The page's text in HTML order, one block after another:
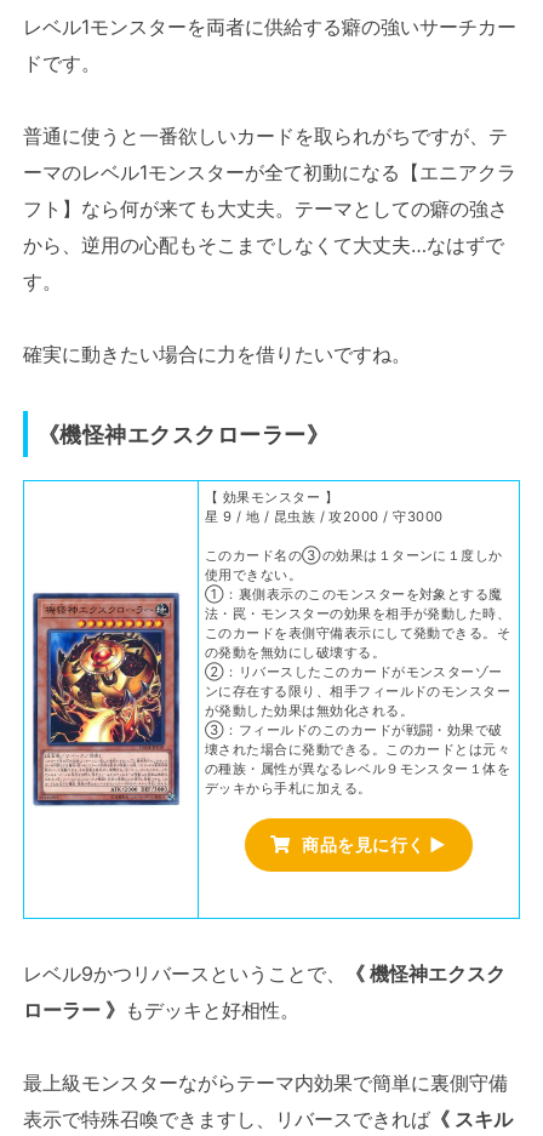
レベル1モンスターを両者に供給する癖の強いサーチカー
ドです。
普通に使うと一番欲しいカードを取られがちですが、テ
ーマのレベル1モンスターが全て初動になる【エニアクラ
フト】なら何が来ても大丈夫。テーマとしての癖の強さ
から、逆用の心配もそこまでしなくて大丈夫…なはずで
す。
確実に動きたい場合に力を借りたいですね。
《機怪神エクスクローラー》
【 効果モンスター 】
星 9 / 地 / 昆虫族 / 攻2000 / 守3000
このカード名の③の効果は１ターンに１度しか
使用できない。
①：裏側表示のこのモンスターを対象とする魔
法・罠・モンスターの効果を相手が発動した時、
このカードを表側守備表示にして発動できる。そ
の発動を無効にし破壊する。
②：リバースしたこのカードがモンスターゾー
ンに存在する限り、相手フィールドのモンスター
が発動した効果は無効化される。
③：フィールドのこのカードが戦闘・効果で破
壊された場合に発動できる。このカードとは元々
の種族・属性が異なるレベル９モンスター１体を
デッキから手札に加える。
商品を見に行く ▶
レベル9かつリバースということで、
《 機怪神エクスク
ローラー 》 もデッキと好相性。
最上級モンスターながらテーマ内効果で簡単に裏側守備
表示で特殊召喚できますし、リバースできれば 《 スキル